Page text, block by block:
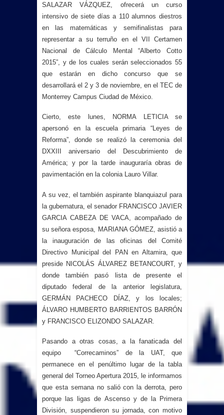
SALAZAR VÁZQUEZ, ofrecerá un curso
intensivo de siete días a 110 alumnos diestros
en las matemáticas y semifinalistas para
representar a su terruño en el VII Certamen
Nacional de Cálculo Mental “Alberto Cotto
2015”, y de los cuales serán seleccionados 55
que estarán en dicho concurso que se
desarrollará el 2 y 3 de noviembre, en el TEC de
Monterrey Campus Ciudad de México.
Cierto, este lunes, NORMA LETICIA se
apersonó en la escuela primaria “Leyes de
Reforma”, donde se realizó la ceremonia del
DXXIII aniversario del Descubrimiento de
América; y por la tarde inauguraría obras de
pavimentación en la colonia Lauro Villar.
A su vez, el también aspirante blanquiazul para
la gubernatura, el senador FRANCISCO JAVIER
GARCIA CABEZA DE VACA, acompañado de
su señora esposa, MARIANA GÓMEZ, asistió a
la inauguración de las oficinas del Comité
Directivo Municipal del PAN en Altamira, que
preside NICOLÁS ÁLVAREZ BETANCOURT, y
donde también pasó lista de presente el
diputado federal de la anterior legislatura,
GERMÁN PACHECO DÍAZ, y los locales;
ÁLVARO HUMBERTO BARRIENTOS BARRÓN
y FRANCISCO ELIZONDO SALAZAR.
Pasando a otras cosas, a la fanaticada del
equipo “Correcaminos” de la UAT, que
permanece en el penúltimo lugar de la tabla
general del Torneo Apertura 2015, le informamos
que esta semana no salió con la derrota, pero
porque las ligas de Ascenso y de la Primera
División, suspendieron su jornada, con motivo